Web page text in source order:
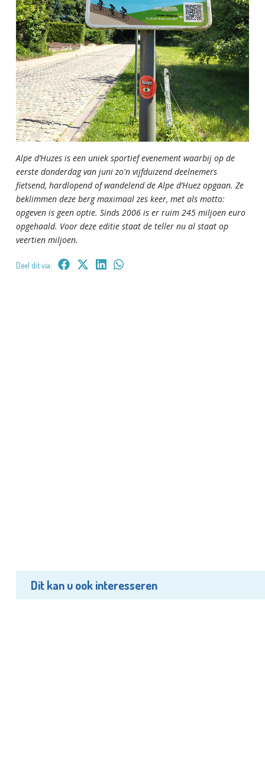
Alpe d’Huzes is een uniek sportief evenement waarbij op de
eerste donderdag van juni zo'n vijfduizend deelnemers
fietsend, hardlopend of wandelend de Alpe d’Huez opgaan. Ze
beklimmen deze berg maximaal zes keer, met als motto:
opgeven is geen optie. Sinds 2006 is er ruim 245 miljoen euro
opgehaald. Voor deze editie staat de teller nu al staat op
veertien miljoen.
Deel dit via:
Dit kan u ook interesseren